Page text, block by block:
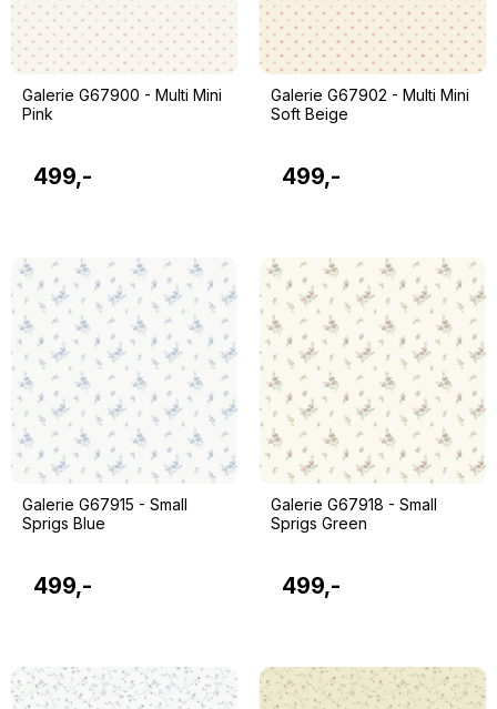
Galerie G67900 - Multi Mini
Pink
499,-
Galerie G67902 - Multi Mini
Soft Beige
499,-
Galerie G67915 - Small
Sprigs Blue
499,-
Galerie G67918 - Small
Sprigs Green
499,-